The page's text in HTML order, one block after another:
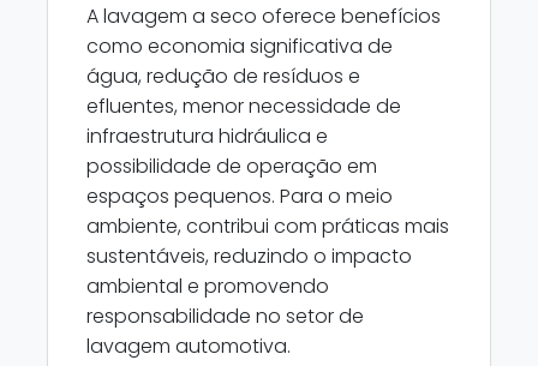
A lavagem a seco oferece benefícios
como economia significativa de
água, redução de resíduos e
efluentes, menor necessidade de
infraestrutura hidráulica e
possibilidade de operação em
espaços pequenos. Para o meio
ambiente, contribui com práticas mais
sustentáveis, reduzindo o impacto
ambiental e promovendo
responsabilidade no setor de
lavagem automotiva.